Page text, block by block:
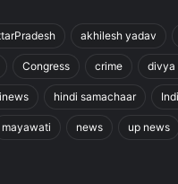
akhilesh yadav
Congress crime divya
hindi samachaar
mayawati news up news